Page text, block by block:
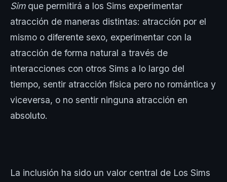
Simque permitirá a los Sims experimentar
atracción de maneras distintas: atracción por el
mismo o diferente sexo, experimentar con la
atracción de forma natural a través de
interacciones con otros Sims a lo largo del
tiempo, sentir atracción física pero no romántica y
viceversa, o no sentir ninguna atracción en
absoluto.
La inclusión ha sido un valor central de Los Sims